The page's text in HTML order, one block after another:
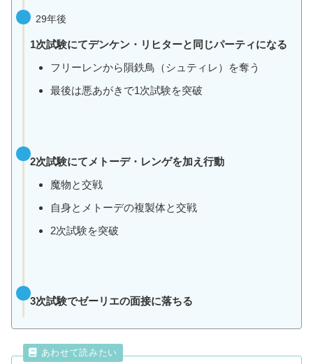
29年後
1次試験にてデンケン・リヒターと同じパーティになる
フリーレンから隕鉄鳥（シュティレ）を奪う
最後は悪あがきで1次試験を突破
2次試験にてメトーデ・レンゲを加え行動
魔物と交戦
自身とメトーデの複製体と交戦
2次試験を突破
3次試験でゼーリエの面接に落ちる